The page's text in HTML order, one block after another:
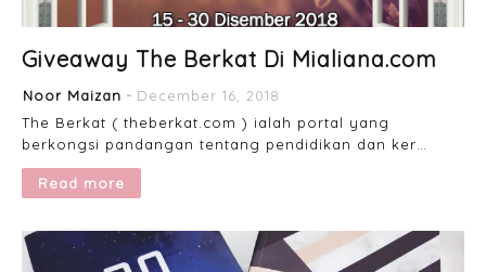
Giveaway The Berkat Di Mialiana.com
Noor Maizan
December 16, 2018
The Berkat ( theberkat.com ) ialah portal yang
berkongsi pandangan tentang pendidikan dan ker…
Read more